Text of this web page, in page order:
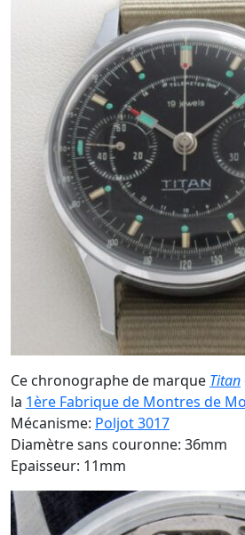
Ce chronographe de marque Titan
la 1ère Fabrique de Montres de
Mécanisme: Poljot 3017
Diamètre sans couronne: 36mm
Epaisseur: 11mm